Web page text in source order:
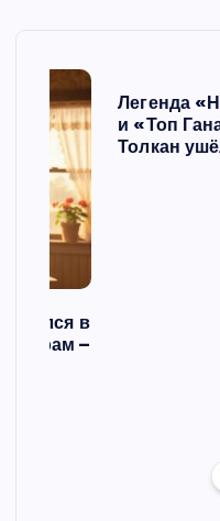
в
–
Легенда
и «Топ
Толкан